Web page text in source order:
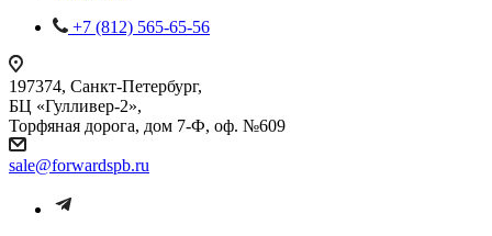
+7 (812) 565-65-56
197374, Санкт-Петербург,
БЦ «Гулливер-2»,
Торфяная дорога, дом 7-Ф, оф. №609
sale@forwardspb.ru